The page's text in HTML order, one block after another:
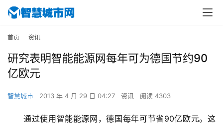
首页 资讯
研究表明智能能源网每年可为德国节约90
亿欧元
智慧城市 2013 年 4 月 29 日 04:27 资讯 阅读 4303
通过使用智能能源网，德国每年可节省90亿欧元。这